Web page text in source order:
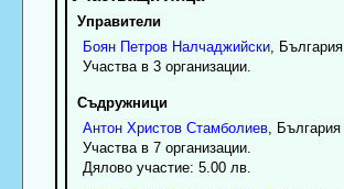
Управители
Боян Петров Налчаджийски, България
Участва в 3 организации.
Съдружници
Антон Христов Стамболиев, България
Участва в 7 организации.
Дялово участие: 5.00 лв.